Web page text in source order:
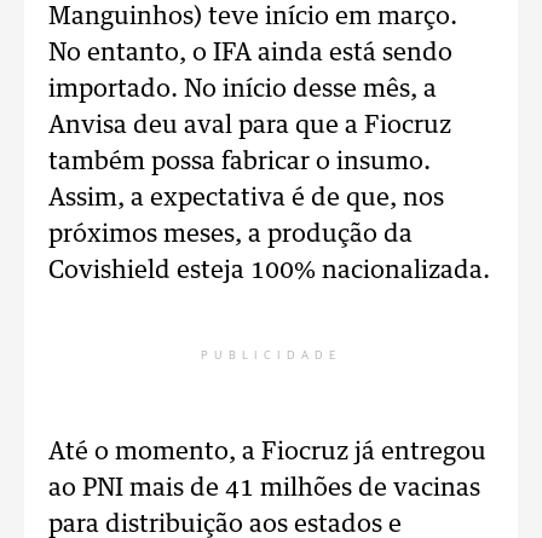
Manguinhos) teve início em março.
No entanto, o IFA ainda está sendo
importado. No início desse mês, a
Anvisa deu aval para que a Fiocruz
também possa fabricar o insumo.
Assim, a expectativa é de que, nos
próximos meses, a produção da
Covishield esteja 100% nacionalizada.
PUBLICIDADE
Até o momento, a Fiocruz já entregou
ao PNI mais de 41 milhões de vacinas
para distribuição aos estados e